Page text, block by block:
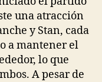
una atracción
y Stan, cada
a mantener el
lo que
A pesar de